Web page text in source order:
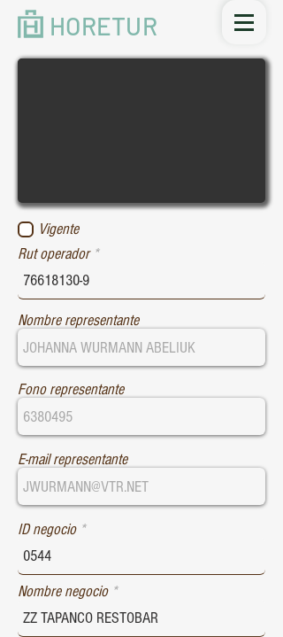
HORETUR
Vigente
Rut operador
Nombre representante
Fono representante
E-mail representante
ID negocio
Nombre negocio